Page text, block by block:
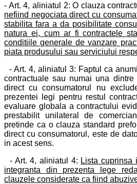
- Art. 4, aliniatul 2: O clauza
nefiind negociata direct cu
stabilita fara a da posibilitate
natura ei, cum ar fi contractele
conditiile generale de vanzare
piata produsului sau serviciului
- Art. 4, aliniatul 3: Faptul ca
contractuale sau numai una
direct cu consumatorul nu
prezentei legi pentru restul
evaluare globala a contractului
prestabilit unilateral de
pretinde ca o clauza standard
direct cu consumatorul, este de
in acest sens.
- Art. 4, aliniatul 4: Lista cuprinsa
integranta din prezenta lege
clauzele considerate ca fiind